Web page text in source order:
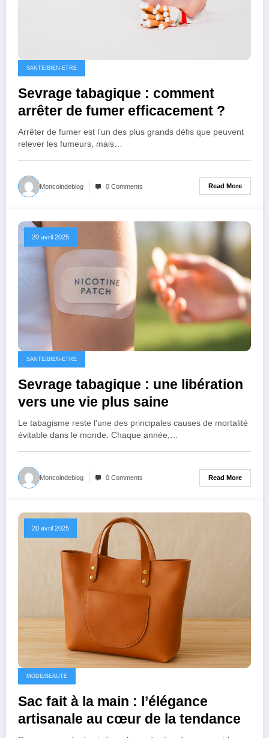
SANTE/BIEN-ETRE
Sevrage tabagique : comment
arrêter de fumer efficacement ?
Arrêter de fumer est l’un des plus grands défis que peuvent
relever les fumeurs, mais…
Moncoindeblog 0 Comments Read More
20 avril 2025
SANTE/BIEN-ETRE
Sevrage tabagique : une libération
vers une vie plus saine
Le tabagisme reste l'une des principales causes de mortalité
évitable dans le monde. Chaque année,…
Moncoindeblog 0 Comments Read More
20 avril 2025
MODE/BEAUTE
Sac fait à la main : l’élégance
artisanale au cœur de la tendance